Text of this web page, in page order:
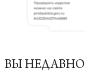
ВЫ НЕДАВНО